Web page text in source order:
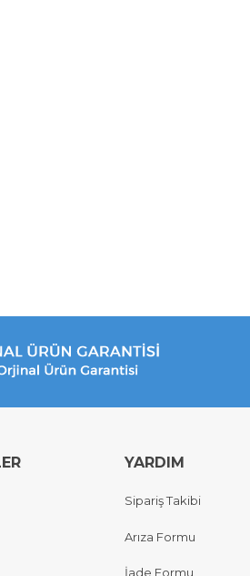
YARDIM
Sipariş Takibi
Arıza Formu
İade Formu